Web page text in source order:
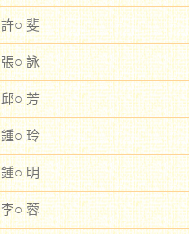
許○ 斐
張○ 詠
邱○ 芳
鍾○ 玲
鍾○ 明
李○ 蓉